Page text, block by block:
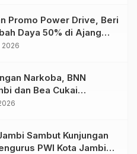
Promo Power Drive, Beri
Daya 50% di Ajang
2026
Narkoba, BNN
dan Bea Cukai
Pelaku beserta
Sambut Kunjungan
PWI Kota Jambi